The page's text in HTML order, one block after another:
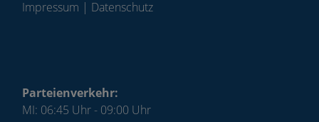
Impressum | Datenschutz
Parteienverkehr:
MI: 06:45 Uhr - 09:00 Uhr